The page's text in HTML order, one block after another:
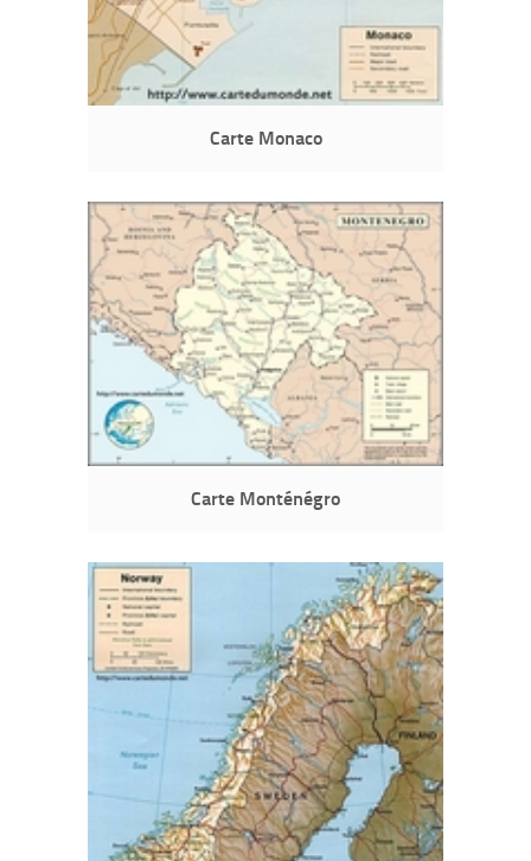
Carte Monaco
Carte Monténégro